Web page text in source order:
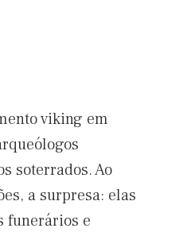
viking em
soterrados. Ao
a surpresa: elas
funerários e